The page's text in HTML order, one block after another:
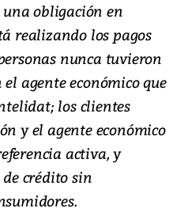
obligación en
realizando los pagos
nunca tuvieron
agente económico que
los clientes
y el agente económico
activa, y
crédito sin